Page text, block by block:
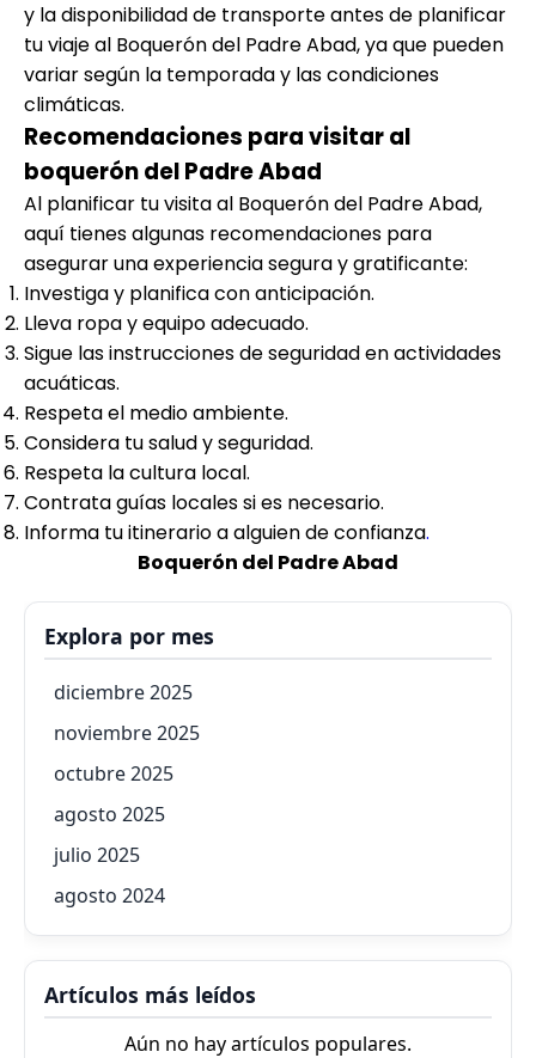
y la disponibilidad de transporte antes de planificar
tu viaje al Boquerón del Padre Abad, ya que pueden
variar según la temporada y las condiciones
climáticas.
Recomendaciones para visitar al
boquerón del Padre Abad
Al planificar tu visita al Boquerón del Padre Abad,
aquí tienes algunas recomendaciones para
asegurar una experiencia segura y gratificante:
Investiga y planifica con anticipación.
Lleva ropa y equipo adecuado.
Sigue las instrucciones de seguridad en actividades
acuáticas.
Respeta el medio ambiente.
Considera tu salud y seguridad.
Respeta la cultura local.
Contrata guías locales si es necesario.
Informa tu itinerario a alguien de confianza.
Boquerón del Padre Abad
Explora por mes
diciembre 2025
noviembre 2025
octubre 2025
agosto 2025
julio 2025
agosto 2024
Artículos más leídos
Aún no hay artículos populares.